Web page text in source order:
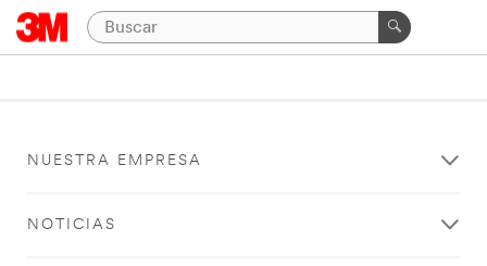
NUESTRA EMPRESA
NOTICIAS